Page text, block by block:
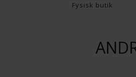
Fysisk butik